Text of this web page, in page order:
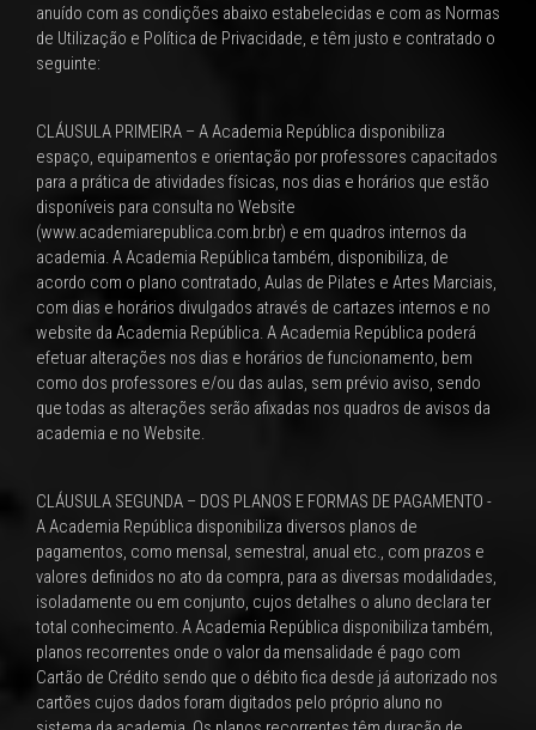
anuído com as condições abaixo estabelecidas e com as Normas
de Utilização e Política de Privacidade, e têm justo e contratado o
seguinte:
CLÁUSULA PRIMEIRA – A Academia República disponibiliza
espaço, equipamentos e orientação por professores capacitados
para a prática de atividades físicas, nos dias e horários que estão
disponíveis para consulta no Website
(www.academiarepublica.com.br.br) e em quadros internos da
academia. A Academia República também, disponibiliza, de
acordo com o plano contratado, Aulas de Pilates e Artes Marciais,
com dias e horários divulgados através de cartazes internos e no
website da Academia República. A Academia República poderá
efetuar alterações nos dias e horários de funcionamento, bem
como dos professores e/ou das aulas, sem prévio aviso, sendo
que todas as alterações serão afixadas nos quadros de avisos da
academia e no Website.
CLÁUSULA SEGUNDA – DOS PLANOS E FORMAS DE PAGAMENTO -
A Academia República disponibiliza diversos planos de
pagamentos, como mensal, semestral, anual etc., com prazos e
valores definidos no ato da compra, para as diversas modalidades,
isoladamente ou em conjunto, cujos detalhes o aluno declara ter
total conhecimento. A Academia República disponibiliza também,
planos recorrentes onde o valor da mensalidade é pago com
Cartão de Crédito sendo que o débito fica desde já autorizado nos
cartões cujos dados foram digitados pelo próprio aluno no